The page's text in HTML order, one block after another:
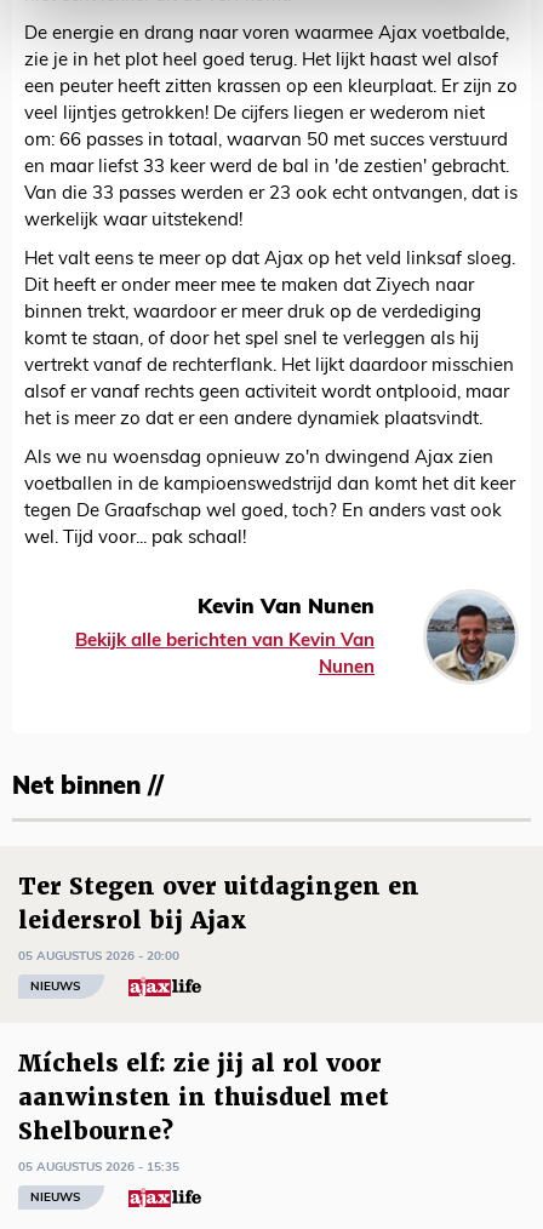
De energie en drang naar voren waarmee Ajax voetbalde,
zie je in het plot heel goed terug. Het lijkt haast wel alsof
een peuter heeft zitten krassen op een kleurplaat. Er zijn zo
veel lijntjes getrokken! De cijfers liegen er wederom niet
om: 66 passes in totaal, waarvan 50 met succes verstuurd
en maar liefst 33 keer werd de bal in 'de zestien' gebracht.
Van die 33 passes werden er 23 ook echt ontvangen, dat is
werkelijk waar uitstekend!
Het valt eens te meer op dat Ajax op het veld linksaf sloeg.
Dit heeft er onder meer mee te maken dat Ziyech naar
binnen trekt, waardoor er meer druk op de verdediging
komt te staan, of door het spel snel te verleggen als hij
vertrekt vanaf de rechterflank. Het lijkt daardoor misschien
alsof er vanaf rechts geen activiteit wordt ontplooid, maar
het is meer zo dat er een andere dynamiek plaatsvindt.
Als we nu woensdag opnieuw zo'n dwingend Ajax zien
voetballen in de kampioenswedstrijd dan komt het dit keer
tegen De Graafschap wel goed, toch? En anders vast ook
wel. Tijd voor... pak schaal!
Kevin Van Nunen
Bekijk alle berichten van Kevin Van
Nunen
Net binnen //
Ter Stegen over uitdagingen en
leidersrol bij Ajax
05 AUGUSTUS 2026 - 20:00
NIEUWS
Míchels elf: zie jij al rol voor
aanwinsten in thuisduel met
Shelbourne?
05 AUGUSTUS 2026 - 15:35
NIEUWS